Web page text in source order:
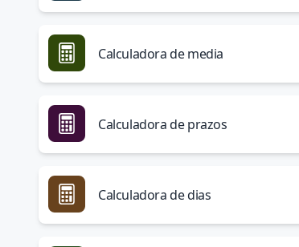
Calculadora de media
Calculadora de prazos
Calculadora de dias